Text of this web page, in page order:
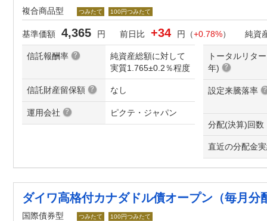
複合商品型 つみたて 100円つみたて
基準価額 4,365 円 前日比 +34 円（+0.78%） 純資
信託報酬率
純資産総額に対して
実質1.765±0.2％程度
信託財産留保額 なし
運用会社 ピクテ・ジャパン
トータルリタ
年)
設定来騰落率
分配(決算)回数
直近の分配金
ダイワ高格付カナダドル債オープン（毎月分
国際債券型 つみたて 100円つみたて